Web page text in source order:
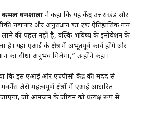
कमल घनशाला ने कहा कि यह केंद्र उत्तराखंड और
नवाचार और अनुसंधान का एक ऐतिहासिक मंच
की पहल नहीं है, बल्कि भविष्य के इनोवेशन के
है। यहां एआई के क्षेत्र में अभूतपूर्व कार्य होंगे और
का सीधा अनुभव मिलेगा,” उन्होंने कहा।
कि इस एआई और एचपीसी केंद्र की मदद से
गवर्नेंस जैसे महत्वपूर्ण क्षेत्रों में एआई आधारित
जाएगा, जो आमजन के जीवन को प्रत्यक्ष रूप से